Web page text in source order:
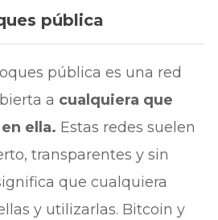
pública
pública es una red
a cualquiera que
ella. Estas redes suelen
transparentes y sin
que cualquiera
y utilizarlas. Bitcoin y